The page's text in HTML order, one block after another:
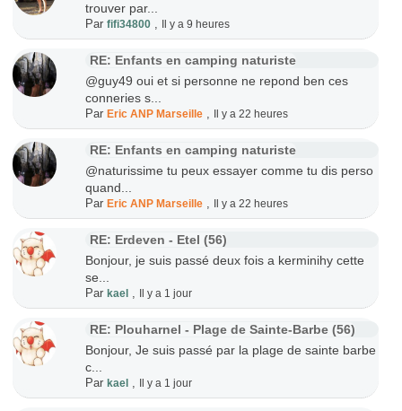
trouver par...
Parfifi34800 , Il y a 9 heures
RE: Enfants en camping naturiste
@guy49 oui et si personne ne repond ben ces
conneries s...
ParEric ANP Marseille , Il y a 22 heures
RE: Enfants en camping naturiste
@naturissime tu peux essayer comme tu dis perso
quand...
ParEric ANP Marseille , Il y a 22 heures
RE: Erdeven - Etel (56)
Bonjour, je suis passé deux fois a kerminihy cette
se...
Parkael , Il y a 1 jour
RE: Plouharnel - Plage de Sainte-Barbe (56)
Bonjour, Je suis passé par la plage de sainte barbe
c...
Parkael , Il y a 1 jour